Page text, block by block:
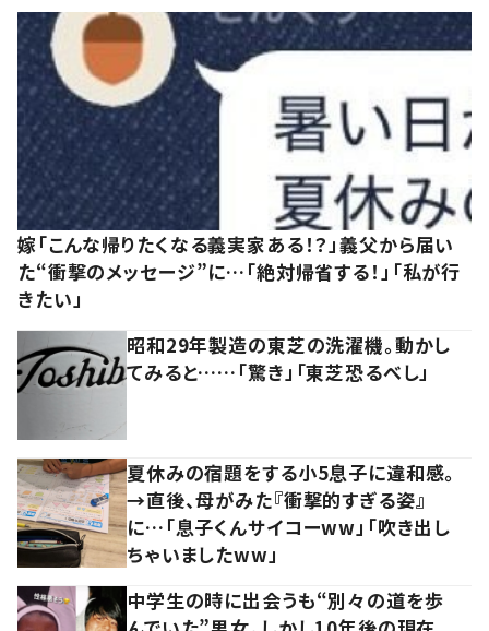
嫁「こんな帰りたくなる義実家ある！？」義父から届い
た“衝撃のメッセージ”に…「絶対帰省する！」「私が行
きたい」
昭和29年製造の東芝の洗濯機。動かし
てみると……「驚き」「東芝恐るべし」
夏休みの宿題をする小5息子に違和感。
→直後、母がみた『衝撃的すぎる姿』
に…「息子くんサイコーww」「吹き出し
ちゃいましたww」
中学生の時に出会うも“別々の道を歩